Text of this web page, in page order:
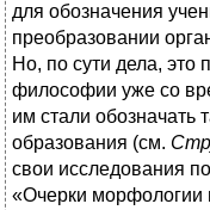
для обозначения
преобразовании
Но, по сути дела, это
философии уже со
им стали обозначать
образования (см.
свои исследования
«Очерки морфологии